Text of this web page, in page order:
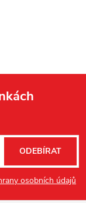
osobních údajů
ODEBÍRAT